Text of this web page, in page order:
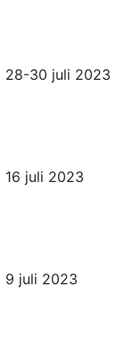
28-30 juli 2023
16 juli 2023
9 juli 2023